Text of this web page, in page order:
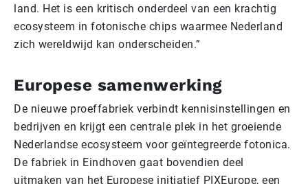
land. Het is een kritisch onderdeel van een krachtig
ecosysteem in fotonische chips waarmee Nederland
zich wereldwijd kan onderscheiden.”
Europese samenwerking
De nieuwe proeffabriek verbindt kennisinstellingen en
bedrijven en krijgt een centrale plek in het groeiende
Nederlandse ecosysteem voor geïntegreerde fotonica.
De fabriek in Eindhoven gaat bovendien deel
uitmaken van het Europese initiatief PIXEurope, een